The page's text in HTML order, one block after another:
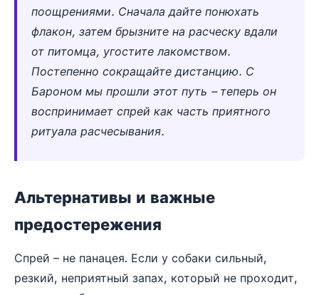
поощрениями. Сначала дайте понюхать
флакон, затем брызните на расческу вдали
от питомца, угостите лакомством.
Постепенно сокращайте дистанцию. С
Бароном мы прошли этот путь – теперь он
воспринимает спрей как часть приятного
ритуала расчесывания.
Альтернативы и важные
предостережения
Спрей – не панацея. Если у собаки сильный,
резкий, неприятный запах, который не проходит,